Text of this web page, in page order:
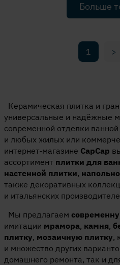
Больше
1 >
Керамическая плитка и
универсальные и надёжные
современной отделки
и любых жилых или
интернет-магазине CapCap
ассортимент плитки для
настенной плитки,
также декоративных
и итальянских
Мы предлагаем
имитации мрамора, камня,
плитку, мозаичную плитку,
и множество других
домашнего ремонта, так и